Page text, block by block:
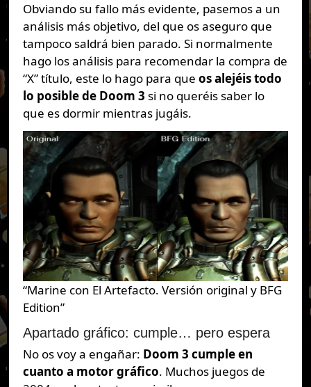
Obviando su fallo más evidente, pasemos a un
análisis más objetivo, del que os aseguro que
tampoco saldrá bien parado. Si normalmente
hago los análisis para recomendar la compra de
“X” título, este lo hago para que os alejéis todo
lo posible de Doom 3 si no queréis saber lo
que es dormir mientras jugáis.
“Marine con El Artefacto. Versión original y BFG
Edition”
Apartado gráfico: cumple… pero espera
No os voy a engañar: Doom 3 cumple en
cuanto a motor gráfico. Muchos juegos de